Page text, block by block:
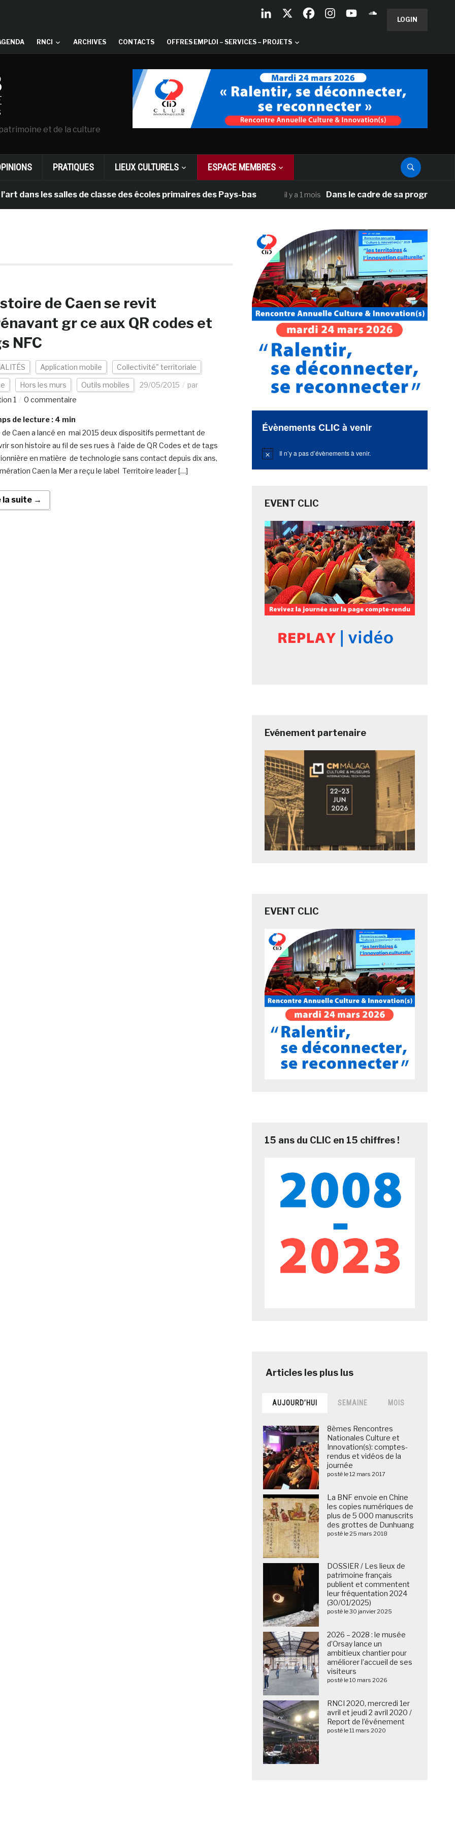
LOGIN
RNCI ARCHIVES CONTACTS OFFRES EMPLOI – SERVICES – PROJETS
et de la culture
PRATIQUES LIEUX CULTURELS ESPACE MEMBRES
les salles de classe des écoles primaires des Pays-bas il y a 1 mois Dans le cadre de sa programmation
de Caen se revit
gr ce aux QR codes et
NFC
Application mobile Collectivité" territoriale
Hors les murs Outils mobiles 29/05/2015
par
1
0 commentaire
de lecture : 4 min
de Caen a lancé en mai 2015 deux dispositifs permettant de
son histoire au fil de ses rues à l’aide de QR Codes et de tags
en matière de technologie sans contact depuis dix ans,
Caen la Mer a reçu le label Territoire leader […]
la suite →
Évènements CLIC à venir
Notice Il n’y a pas d’évènements à venir.
EVENT CLIC
Evénement partenaire
EVENT CLIC
15 ans du CLIC en 15 chiffres !
AUJOURD’HUI SEMAINE MOIS
8èmes Rencontres
Nationales Culture et
Innovation(s): comptes-
rendus et vidéos de la
journée
posté le 12 mars 2017
La BNF envoie en Chine
les copies numériques de
plus de 5 000 manuscrits
des grottes de Dunhuang
posté le 25 mars 2018
DOSSIER / Les lieux de
patrimoine français
publient et commentent
leur fréquentation 2024
(30/01/2025)
posté le 30 janvier 2025
2026 – 2028 : le musée
d’Orsay lance un
ambitieux chantier pour
améliorer l’accueil de ses
visiteurs
posté le 10 mars 2026
RNCI 2020, mercredi 1er
avril et jeudi 2 avril 2020 /
Report de l’événement
posté le 11 mars 2020